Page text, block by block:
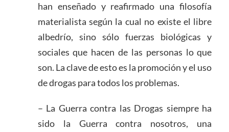
han enseñado y reafirmado una filosofía
materialista según la cual no existe el libre
albedrío, sino sólo fuerzas biológicas y
sociales que hacen de las personas lo que
son. La clave de esto es la promoción y el uso
de drogas para todos los problemas.
– La Guerra contra las Drogas siempre ha
sido la Guerra contra nosotros, una